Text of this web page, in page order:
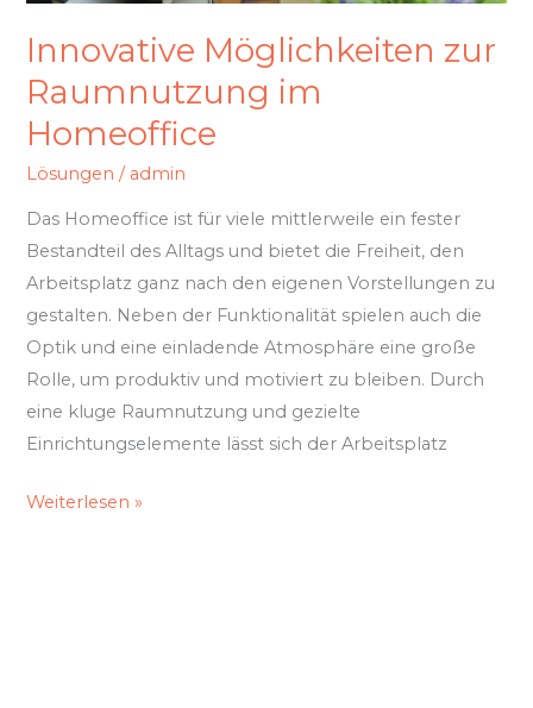
Innovative Möglichkeiten zur
Raumnutzung im
Homeoffice
Lösungen / admin
Das Homeoffice ist für viele mittlerweile ein fester
Bestandteil des Alltags und bietet die Freiheit, den
Arbeitsplatz ganz nach den eigenen Vorstellungen zu
gestalten. Neben der Funktionalität spielen auch die
Optik und eine einladende Atmosphäre eine große
Rolle, um produktiv und motiviert zu bleiben. Durch
eine kluge Raumnutzung und gezielte
Einrichtungselemente lässt sich der Arbeitsplatz
Weiterlesen »